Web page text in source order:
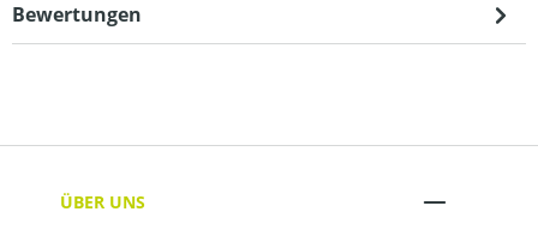
Bewertungen
ÜBER UNS